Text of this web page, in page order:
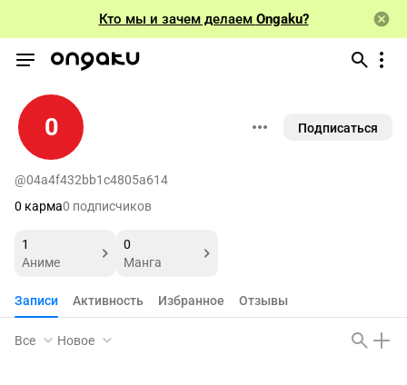
Кто мы и зачем делаем Ongaku?
0 Подписаться
@04a4f432bb1c4805a614
0 карма0 подписчиков
1
Аниме
0
Манга
Записи Активность Избранное Отзывы
Все Новое